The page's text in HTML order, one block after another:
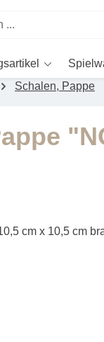
Schalen, Pappe